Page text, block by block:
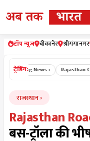
टॉप न्यूज़ बीकानेर श्रीगंगानगर
ट्रेडिंग:
Breaking News › Rajasthan
राजस्थान
Rajasthan
बस-ट्रॉला की